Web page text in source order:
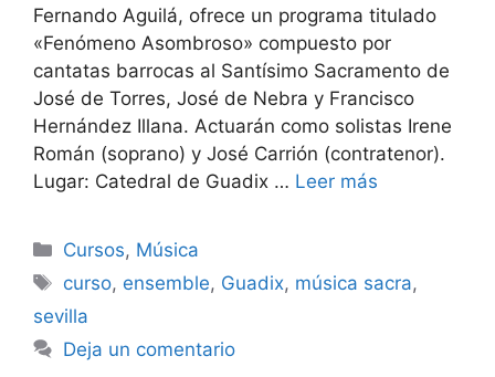
Fernando Aguilá, ofrece un programa titulado
«Fenómeno Asombroso» compuesto por
cantatas barrocas al Santísimo Sacramento de
José de Torres, José de Nebra y Francisco
Hernández Illana. Actuarán como solistas Irene
Román (soprano) y José Carrión (contratenor).
Lugar: Catedral de Guadix … Leer más
Categorías
Cursos, Música
Etiquetas
curso, ensemble, Guadix, música sacra,
sevilla
Deja un comentario